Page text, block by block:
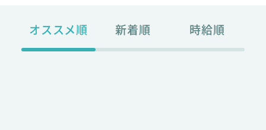
オススメ順 新着順 時給順